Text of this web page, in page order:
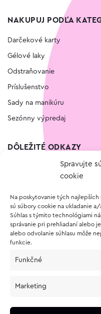
Spravujte
cookie
Na poskytovanie tých
sú súbory cookie na ukladanie
Súhlas s týmito technológiami
správanie pri prehliadaní alebo
alebo odvolanie súhlasu môže
funkcie.
Funkčné
Marketing
NAKUPUJ PODĽA
Darčekové karty
Gélové laky
Odstraňovanie
Príslušenstvo
Sady na manikúru
Sezónny výpredaj
DÔLEŽITÉ ODKAZY
Vernostný program
O NÁKUPE
Vrátenie a reklamácia tovaru